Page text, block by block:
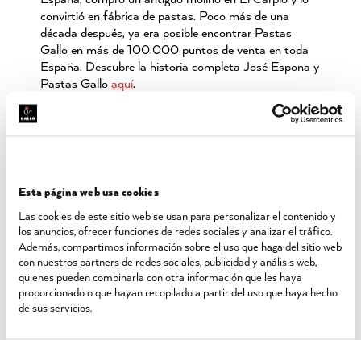
Esta página web usa cookies
Las cookies de este sitio web se usan para personalizar el contenido y
los anuncios, ofrecer funciones de redes sociales y analizar el tráfico.
Además, compartimos información sobre el uso que haga del sitio web
con nuestros partners de redes sociales, publicidad y análisis web,
quienes pueden combinarla con otra información que les haya
proporcionado o que hayan recopilado a partir del uso que haya hecho
de sus servicios.
convirtió en fábrica de pastas. Poco más de una
década después, ya era posible encontrar Pastas
Gallo en más de 100.000 puntos de venta en toda
España. Descubre la historia completa José Espona y
Pastas Galloaquí.
En la actualidad, la pasta sigue siendo un alimento
indispensable para familias de todo el mundo y se
produce en innumerables formas y tamaños, con
diferentes bases de cereales, vegetales e incluso,
versiones sin gluten disponibles.